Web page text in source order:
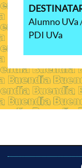
Alumno UVa
PDI UVa